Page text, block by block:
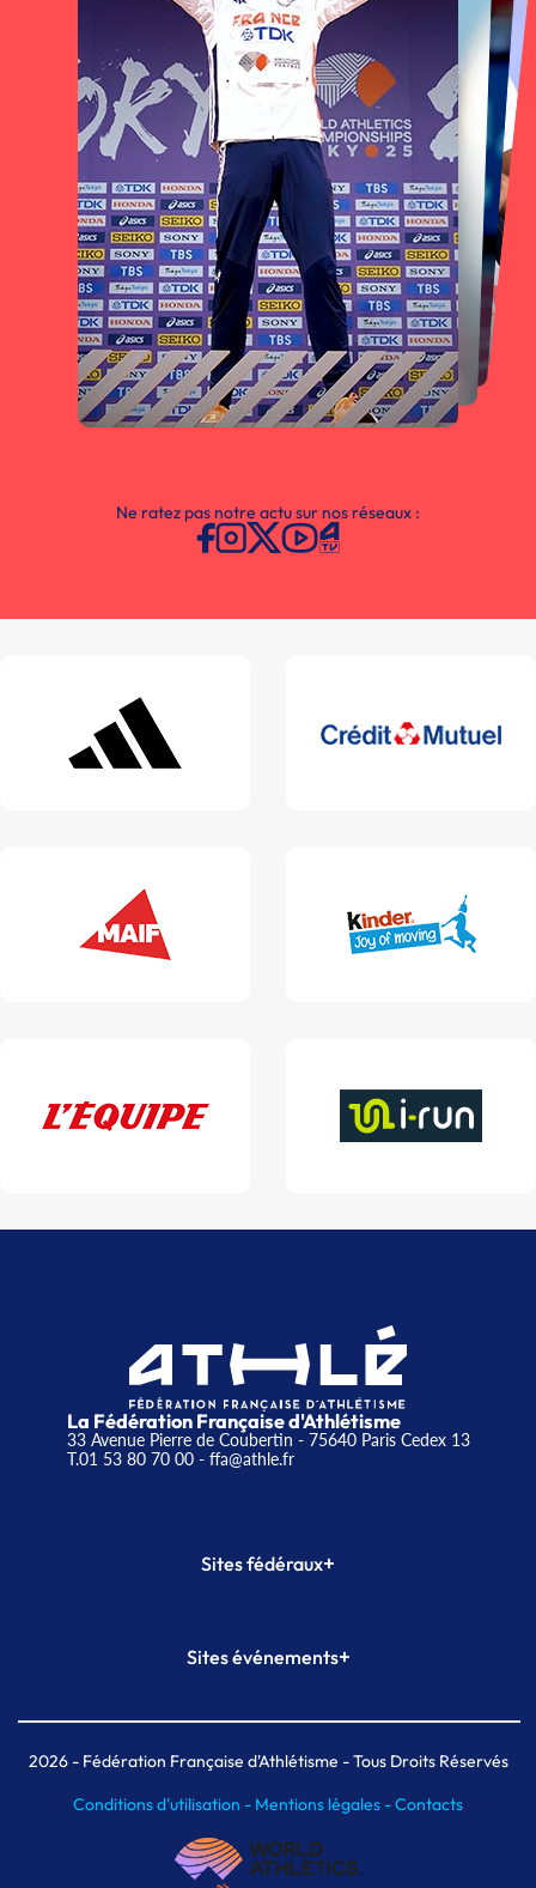
Ne ratez pas notre actu sur nos réseaux :
La Fédération Française d'Athlétisme
33 Avenue Pierre de Coubertin - 75640 Paris Cedex 13
T.01 53 80 70 00- ffa@athle.fr
Sites fédéraux+
Plateforme Formation
Sites événements+
Meeting de Paris indoor
MAIF Ekiden de Paris
2026- Fédération Française d'Athlétisme - Tous Droits Réservés
Conditions d'utilisation - Mentions légales -Contacts